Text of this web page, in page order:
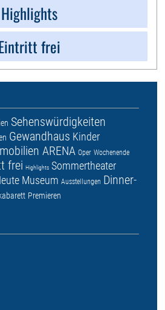
Highlights
frei
Sehenswürdigkeiten
Gewandhaus Kinder
ARENA Oper Wochenende
frei Highlights Sommertheater
Museum Ausstellungen Dinner-
Premieren